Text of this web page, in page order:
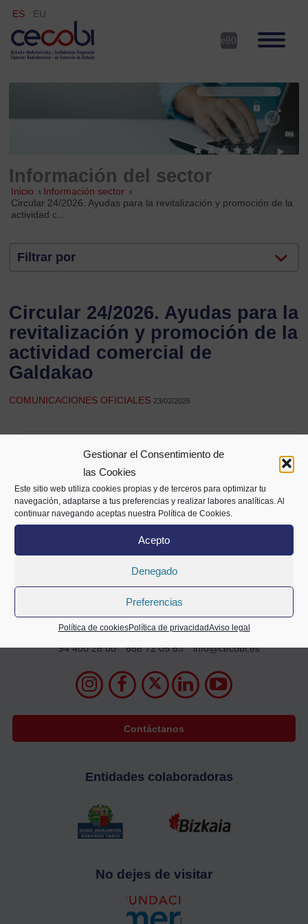
Gestionar el Consentimiento de
las Cookies
Este sitio web utiliza cookies propias y de terceros para optimizar tu
navegación, adaptarse a tus preferencias y realizar labores analíticas. Al
continuar navegando aceptas nuestra Política de Cookies.
Acepto
Denegado
Preferencias
Política de cookiesPolítica de privacidadAviso legal
ES EU
Información del sector
Inicio » Información sector »
Circular 24/2026. Ayudas para la revitalización y promoción de la
actividad c...
Filtrar por
Circular 24/2026. Ayudas para la
revitalización y promoción de la
actividad comercial de
Galdakao
COMUNICACIONES OFICIALES 23/02/2026
2º planta
48009 Bilbao
94 400 28 00
688 72 05 63 info@cecobi.es
Contáctanos
Entidades colaboradoras
No dejes de visitar